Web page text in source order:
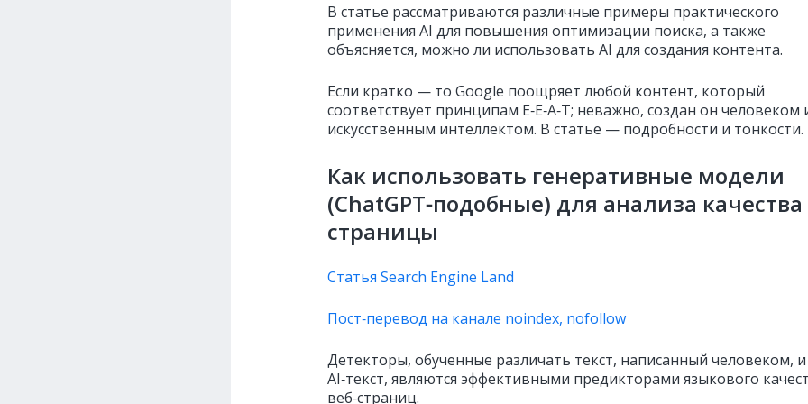
В статье рассматриваются различные примеры практического
применения AI для повышения оптимизации поиска, а также
объясняется, можно ли использовать AI для создания контента.
Если кратко — то Google поощряет любой контент, который
соответствует принципам E‑E‑A‑T; неважно, создан он человеком
искусственным интеллектом. В статье — подробности и тонкости.
Как использовать генеративные модели
(ChatGPT‑подобные) для анализа качества
страницы
Статья Search Engine Land
Пост‑перевод на канале noindex, nofollow
Детекторы, обученные различать текст, написанный человеком, и
AI‑текст, являются эффективными предикторами языкового
веб‑страниц.